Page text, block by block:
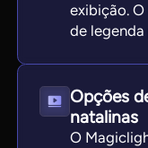
exibição.
de
Opções
natalinas
O